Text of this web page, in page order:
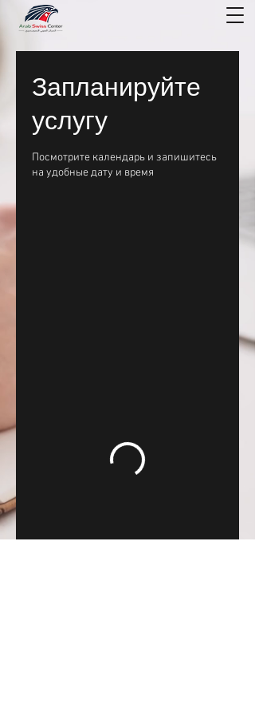
Запланируйте
услугу
Посмотрите календарь и запишитесь
на удобные дату и время